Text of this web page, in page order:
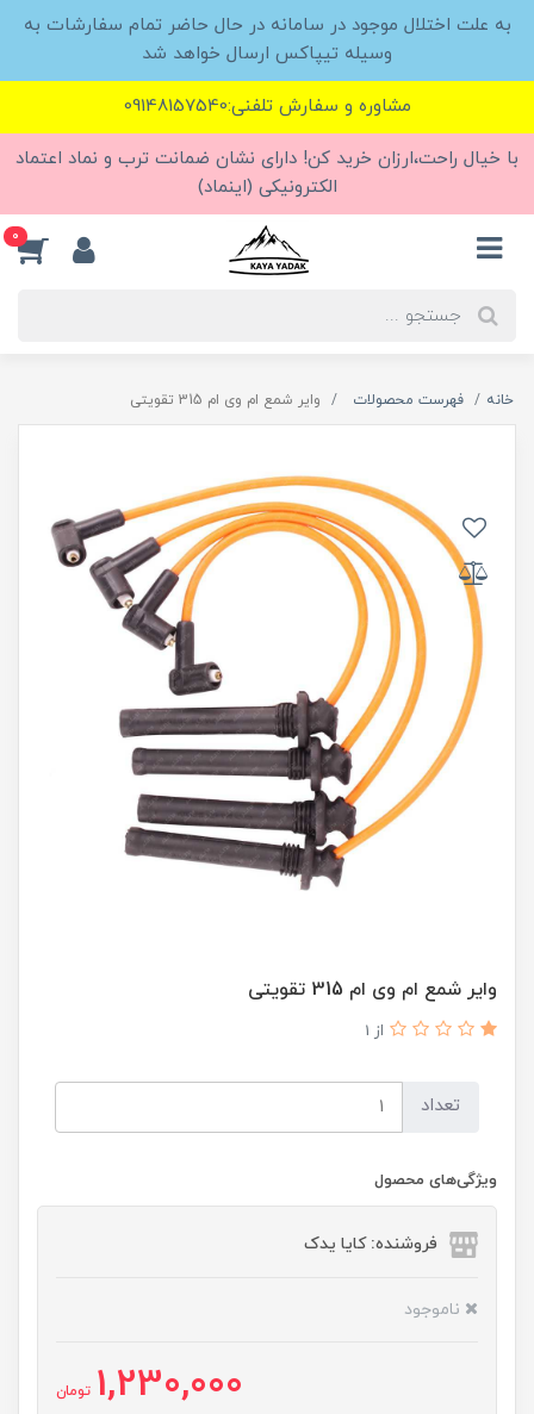
به علت اختلال موجود در سامانه در حال حاضر تمام سفارشات به
وسیله تیپاکس ارسال خواهد شد
مشاوره و سفارش تلفنی:09148157540
با خیال راحت،ارزان خرید کن! دارای نشان ضمانت ترب و نماد اعتماد
الکترونیکی (اینماد)
0
خانه فهرست محصولات وایر شمع ام وی ام 315 تقویتی
وایر شمع ام وی ام 315 تقویتی
از 1
تعداد
ویژگی‌های محصول
فروشنده: کایا یدک
ناموجود
1,230,000 تومان